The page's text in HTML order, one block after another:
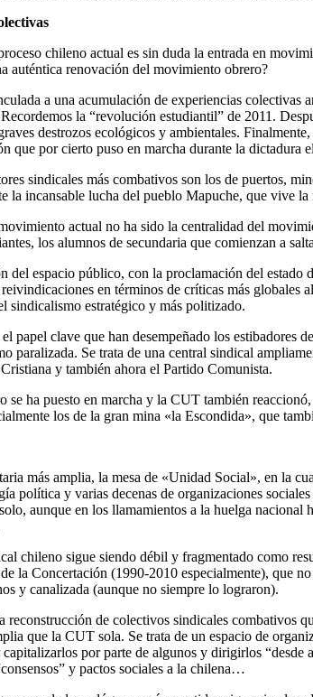
chileno actual es sin duda la entrada en
auténtica renovación del movimiento obrero?
a una acumulación de experiencias
la “revolución estudiantil” de 2011.
destrozos ecológicos y ambientales.
que por cierto puso en marcha durante la
sindicales más combativos son los de puertos,
la incansable lucha del pueblo Mapuche, que vive
actual no ha sido la centralidad del
los alumnos de secundaria que comienzan a
espacio público, con la proclamación del estado
en términos de críticas más globales
sindicalismo estratégico y más politizado.
papel clave que han desempeñado los
paralizada. Se trata de una central sindical
y también ahora el Partido Comunista.
ha puesto en marcha y la CUT también
los de la gran mina «la Escondida», que
más amplia, la mesa de «Unidad Social», en la
política y varias decenas de organizaciones
aunque en los llamamientos a la huelga
chileno sigue siendo débil y fragmentado como
la Concertación (1990-2010 especialmente), que
y canalizada (aunque no siempre lo lograron).
reconstrucción de colectivos sindicales combativos
que la CUT sola. Se trata de un espacio de
por parte de algunos y dirigirlos
y pactos sociales a la chilena…